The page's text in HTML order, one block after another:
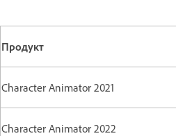
Продукт
Character Animator 2021
Character Animator 2022